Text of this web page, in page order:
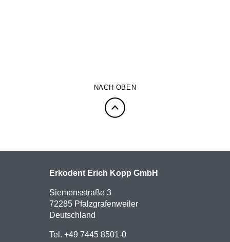
NACH OBEN
Erkodent Erich Kopp GmbH
Siemensstraße 3
72285 Pfalzgrafenweiler
Deutschland
Tel. +49 7445 8501-0